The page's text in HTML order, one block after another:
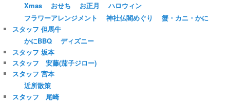
Xmas
おせち お正月
ハロウィン
フラワーアレンジメント
神社仏閣めぐり
蟹・カニ・かに
スタッフ 但馬牛
かにBBQ
ディズニー
スタッフ 坂本
スタッフ 安藤(茄子ジロー)
スタッフ 宮本
近所散策
スタッフ 尾崎